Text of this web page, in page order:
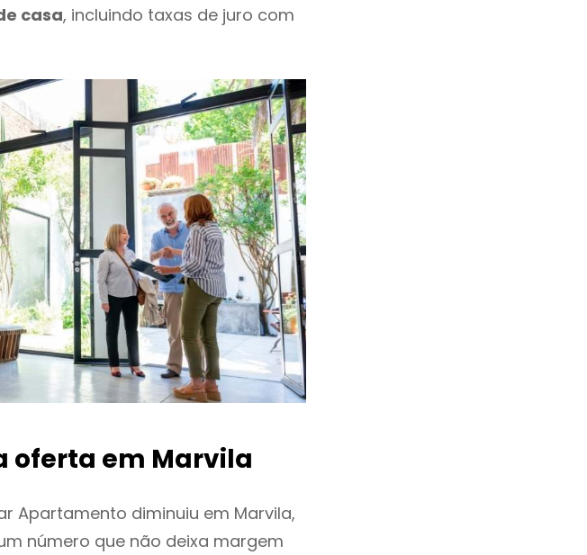
casa, incluindo taxas de juro com
oferta em Marvila
Apartamento diminuiu em Marvila,
número que não deixa margem